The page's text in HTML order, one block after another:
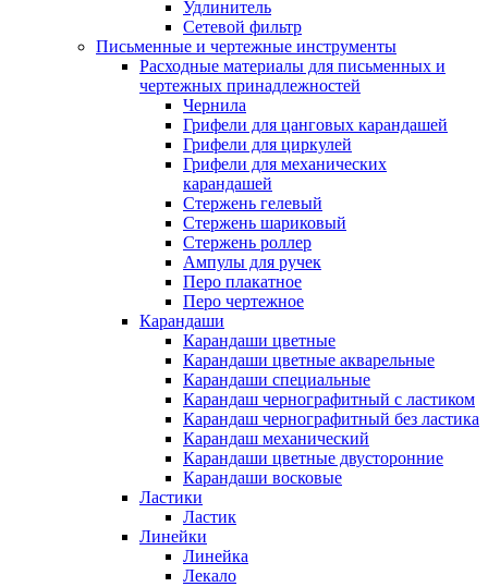
Удлинитель
Сетевой фильтр
Письменные и чертежные инструменты
Расходные материалы для письменных и
чертежных принадлежностей
Чернила
Грифели для цанговых карандашей
Грифели для циркулей
Грифели для механических
карандашей
Стержень гелевый
Стержень шариковый
Стержень роллер
Ампулы для ручек
Перо плакатное
Перо чертежное
Карандаши
Карандаши цветные
Карандаши цветные акварельные
Карандаши специальные
Карандаш чернографитный с ластиком
Карандаш чернографитный без ластика
Карандаш механический
Карандаши цветные двусторонние
Карандаши восковые
Ластики
Ластик
Линейки
Линейка
Лекало